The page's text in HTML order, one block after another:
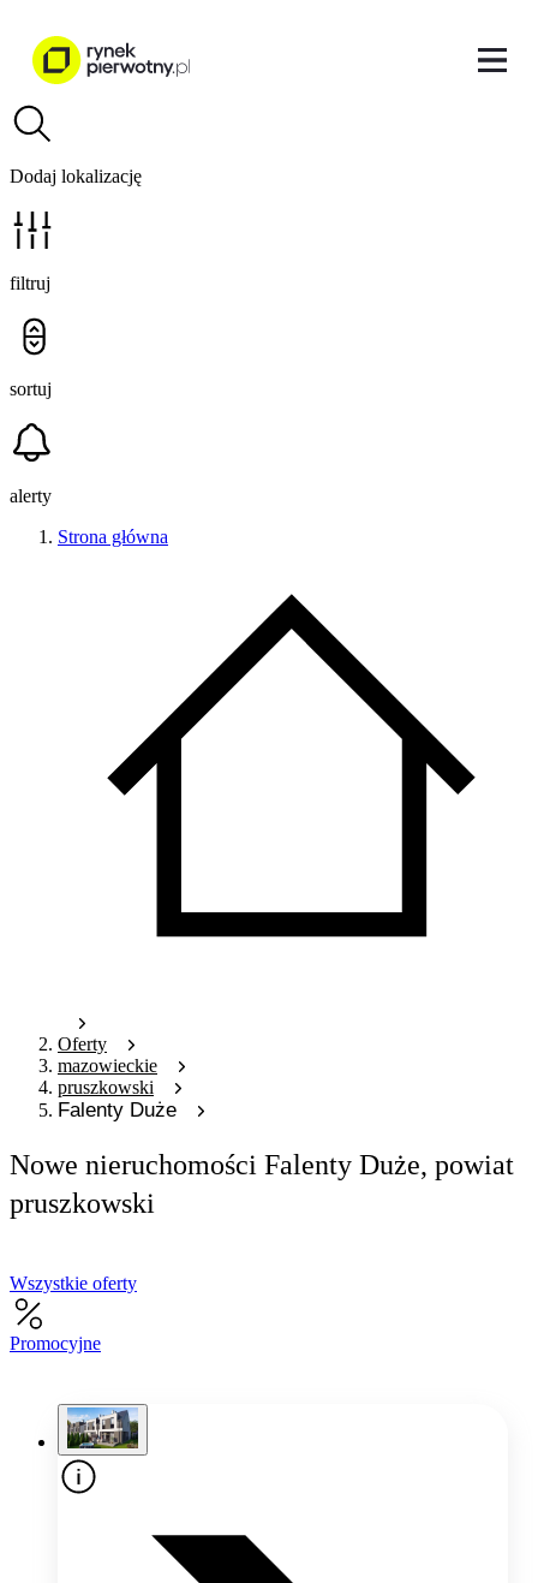
Dodaj lokalizację
filtruj
sortuj
alerty
Strona główna
Oferty
mazowieckie
pruszkowski
Falenty Duże
Nowe nieruchomości Falenty Duże, powiat
pruszkowski
Wszystkie oferty
Promocyjne